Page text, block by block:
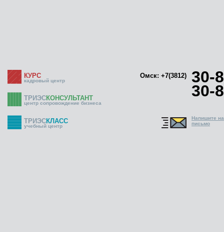
КУРС
кадровый центр
Омск: +7(3812) 30-
30-
ТРИЭСКОНСУЛЬТАНТ
центр сопровождение бизнеса
ТРИЭСКЛАСС
учебный центр
Напишите
письмо